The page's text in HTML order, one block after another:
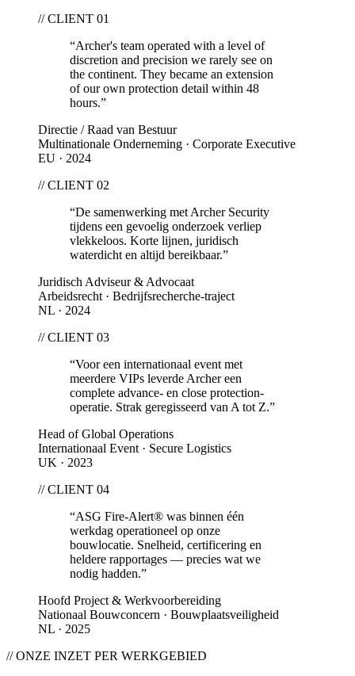
// CLIENT 01
“Archer's team operated with a level of
discretion and precision we rarely see on
the continent. They became an extension
of our own protection detail within 48
hours.”
Directie / Raad van Bestuur
Multinationale Onderneming · Corporate Executive
EU · 2024
// CLIENT 02
“De samenwerking met Archer Security
tijdens een gevoelig onderzoek verliep
vlekkeloos. Korte lijnen, juridisch
waterdicht en altijd bereikbaar.”
Juridisch Adviseur & Advocaat
Arbeidsrecht · Bedrijfsrecherche-traject
NL · 2024
// CLIENT 03
“Voor een internationaal event met
meerdere VIPs leverde Archer een
complete advance- en close protection-
operatie. Strak geregisseerd van A tot Z.”
Head of Global Operations
Internationaal Event · Secure Logistics
UK · 2023
// CLIENT 04
“ASG Fire-Alert® was binnen één
werkdag operationeel op onze
bouwlocatie. Snelheid, certificering en
heldere rapportages — precies wat we
nodig hadden.”
Hoofd Project & Werkvoorbereiding
Nationaal Bouwconcern · Bouwplaatsveiligheid
NL · 2025
// ONZE INZET PER WERKGEBIED